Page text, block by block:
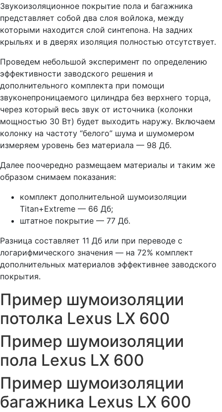
Звукоизоляционное покрытие пола и багажника
представляет собой два слоя войлока, между
которыми находится слой синтепона. На задних
крыльях и в дверях изоляция полностью отсутствует.
Проведем небольшой эксперимент по определению
эффективности заводского решения и
дополнительного комплекта при помощи
звуконепроницаемого цилиндра без верхнего торца,
через который весь звук от источника (колонки
мощностью 30 Вт) будет выходить наружу. Включаем
колонку на частоту “белого” шума и шумомером
измеряем уровень без материала — 98 Дб.
Далее поочередно размещаем материалы и таким же
образом снимаем показания:
комплект дополнительной шумоизоляции
Titan+Extreme — 66 Дб;
штатное покрытие — 77 Дб.
Разница составляет 11 Дб или при переводе с
логарифмического значения — на 72% комплект
дополнительных материалов эффективнее заводского
покрытия.
Пример шумоизоляции
потолка Lexus LX 600
Пример шумоизоляции
пола Lexus LX 600
Пример шумоизоляции
багажника Lexus LX 600